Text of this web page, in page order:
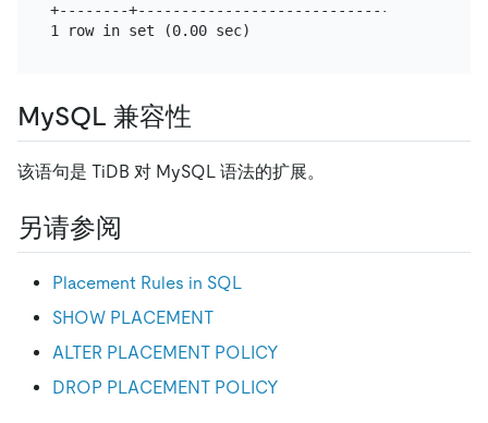
+--------
MySQL 兼容性
该语句是 TiDB 对 MySQL 语法的扩展。
另请参阅
Placement Rules in SQL
SHOW PLACEMENT
ALTER PLACEMENT POLICY
DROP PLACEMENT POLICY